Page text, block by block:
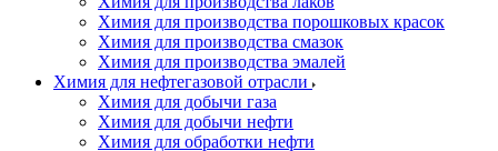
Химия для производства порошковых красок
Химия для производства смазок
Химия для производства эмалей
Химия для нефтегазовой отрасли
Химия для добычи газа
Химия для добычи нефти
Химия для обработки нефти